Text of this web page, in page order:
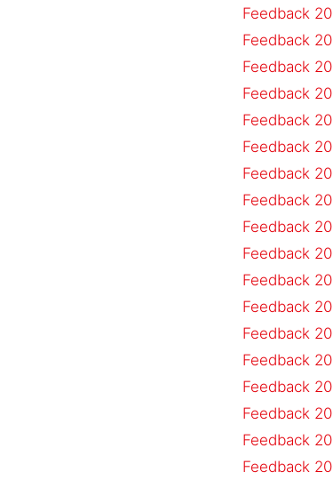
Feedback
Feedback
Feedback
Feedback
Feedback
Feedback
Feedback
Feedback
Feedback
Feedback
Feedback
Feedback
Feedback
Feedback
Feedback
Feedback
Feedback
Feedback